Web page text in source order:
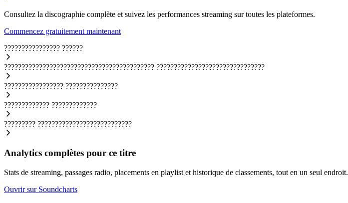
Consultez la discographie complète et suivez les performances streaming sur toutes les plateformes.
Commencez gratuitement maintenant
???????????????? ??????
??????????????????????????????????????????? ???????????????????????????????
????????????????? ???????????????
????????????? ?????????????
????????? ???????????????????????????
Analytics complètes pour ce titre
Stats de streaming, passages radio, placements en playlist et historique de classements, tout en un seul endroit.
Ouvrir sur Soundcharts